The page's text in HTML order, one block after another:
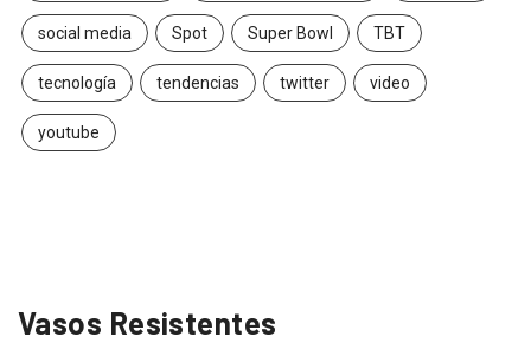
social media Spot Super Bowl TBT
tecnología tendencias twitter video
youtube
Vasos Resistentes